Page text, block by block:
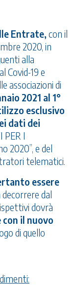
Entrate, con il
2020, in
alla
Covid-19 e
associazioni di
2021 al 1°
esclusivo
dati dei
PER I
2020”, e del
telematici.
essere
decorrere dal
dovrà
il nuovo
di quello